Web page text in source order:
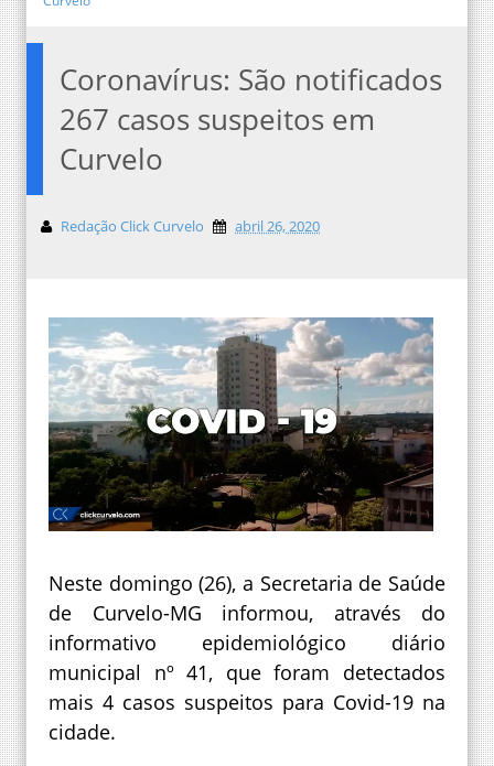
Coronavírus: São notificados
267 casos suspeitos em
Curvelo
Redação Click Curvelo abril 26, 2020
Neste domingo (26), a Secretaria de Saúde
de Curvelo-MG informou, através do
informativo epidemiológico diário
municipal nº 41, que foram detectados
mais 4 casos suspeitos para Covid-19 na
cidade.